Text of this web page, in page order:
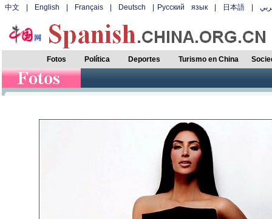
中文 English Français Deutsch Русский язык 日本語
Fotos Política Deportes Turismo en China